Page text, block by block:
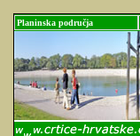
Planinska područja